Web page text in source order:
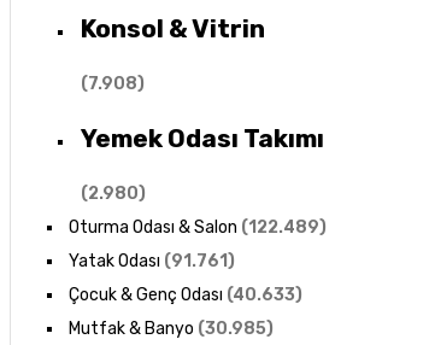
Konsol & Vitrin
(7.908)
Yemek Odası Takımı
(2.980)
Oturma Odası & Salon (122.489)
Yatak Odası (91.761)
Çocuk & Genç Odası (40.633)
Mutfak & Banyo (30.985)